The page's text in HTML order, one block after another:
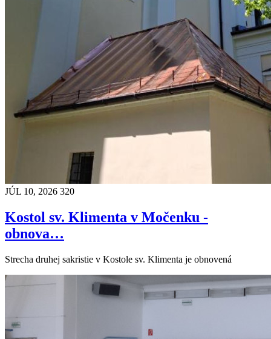
JÚL 10, 2026 320
Kostol sv. Klimenta v Močenku -
obnova…
Strecha druhej sakristie v Kostole sv. Klimenta je obnovená